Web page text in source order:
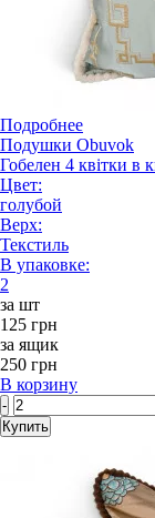
Подробнее
Подушки Obuvok
Гобелен 4 квітки в
Цвет:
голубой
Верх:
Текстиль
В упаковке:
2
за шт
125 грн
за ящик
250 грн
В корзину
-
Купить